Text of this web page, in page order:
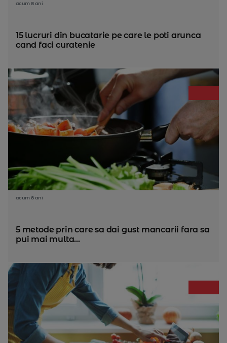
acum 8 ani
15 lucruri din bucatarie pe care le poti arunca
cand faci curatenie
acum 8 ani
5 metode prin care sa dai gust mancarii fara sa
pui mai multa...